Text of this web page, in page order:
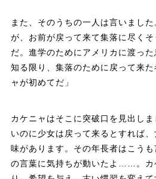
また、そのうちの一人は言いまし
が、お前が戻って来て集落に尽く
だ。進学のためにアメリカに渡っ
知る限り、集落のために戻って来
ャが初めてだ」
カケニャはそこに突破口を見出し
いのに少女は戻って来るとすれば
味があります。その年長者はこう
の言葉に気持ちが動いたよ……。カ